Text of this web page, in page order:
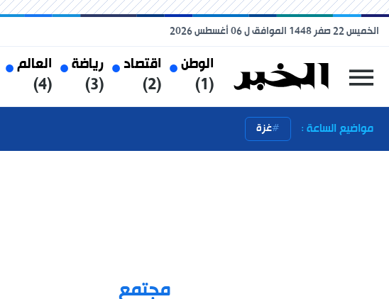
الوطن
(1)
اقتصاد
(2)
رياضة
(3)
العالم
(4)
الخميس 22 صفر 1448 الموافق ل 06 أغسطس 2026
مواضيع الساعة : غزة
مجتمع